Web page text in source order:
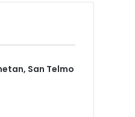
San Telmo